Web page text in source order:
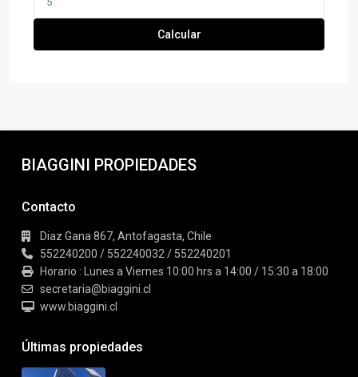
Calcular
BIAGGINI PROPIEDADES
Contacto
Diaz Gana 867, Antofagasta, Chile
552240200 / 552240032 / 552240201
Horario : Lunes a Viernes 10:00 hrs a 14:00 / 15:30 a 18:00
secretaria@biaggini.cl
www.biaggini.cl
Últimas propiedades